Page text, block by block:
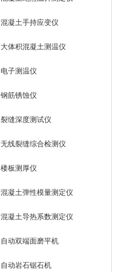
混凝土手持应变仪
大体积混凝土测温仪
电子测温仪
钢筋锈蚀仪
裂缝深度测试仪
无线裂缝综合检测仪
楼板测厚仪
混凝土弹性模量测定仪
混凝土导热系数测定仪
自动双端面磨平机
自动岩石锯石机